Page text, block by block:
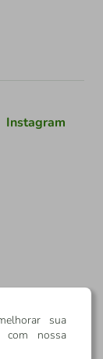
Instagram
sua
com nossa